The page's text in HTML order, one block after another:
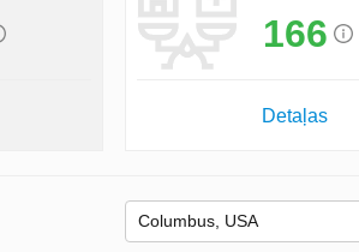
166
Detaļas